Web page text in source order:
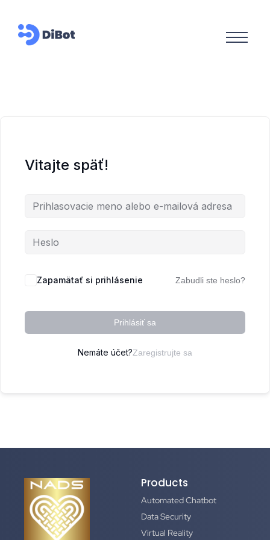
Vitajte späť!
Zapamätať si prihlásenie Zabudli ste heslo?
Prihlásiť sa
Nemáte účet?Zaregistrujte sa
Products
Automated Chatbot
Data Security
Virtual Reality